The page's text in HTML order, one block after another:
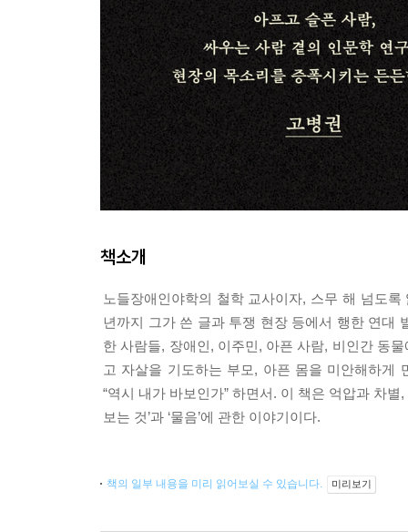
책소개
노들장애인야학의 철학 교사이자, 스무 해 넘도
년까지 그가 쓴 글과 투쟁 현장 등에서 행한 연대
한 사람들, 장애인, 이주민, 아픈 사람, 비인간 동
고 자살을 기도하는 부모, 아픈 몸을 미안해하게
“역시 내가 바보인가” 하면서. 이 책은 억압과 차
보는 것’과 ‘물음’에 관한 이야기이다.
책의 일부 내용을 미리 읽어보실 수 있습니다. 미리보기